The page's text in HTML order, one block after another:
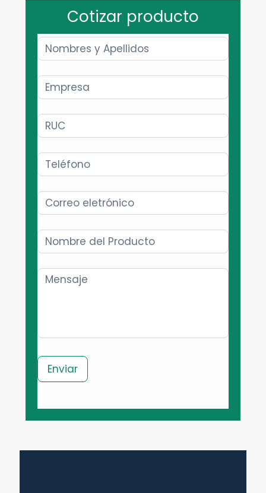
Cotizar producto
Contact
Product
Enviar